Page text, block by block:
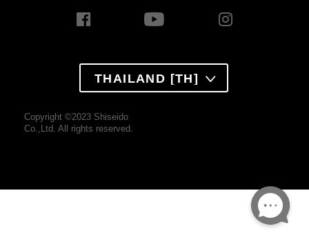
THAILAND [TH]
Copyright ©2023 Shiseido
Co.,Ltd. All rights reserved.